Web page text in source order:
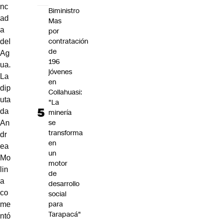
nc
ad
a
del
Ag
ua.
La
dip
uta
da
An
dr
ea
Mo
lin
a
co
me
ntó
Biministro
Mas
por
contratación
de
196
jóvenes
en
Collahuasi:
"La
minería
se
transforma
en
un
motor
de
desarrollo
social
para
Tarapacá"